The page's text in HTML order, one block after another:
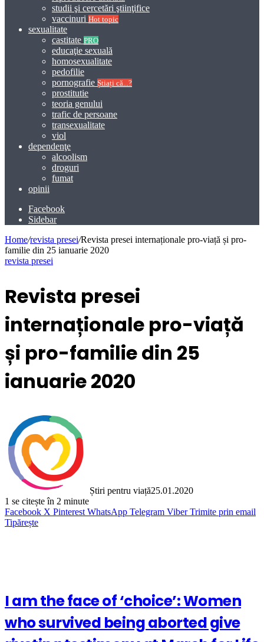
studii şi cercetări ştiinţifice
vaccinuri Hot topic
sexualitate
castitate PRO
educaţie sexuală
homosexualitate
pedofilie
pornografie Știați că...?
prostitutie
teoria genului
trafic de persoane
transexualitate
viol
dependenţe
alcoolism
droguri
fumat
opinii
Facebook
Sidebar
Home/revista presei/Revista presei internaționale pro-viață și pro-
familie din 25 ianuarie 2020
revista presei
Revista presei
internaționale pro-viață
și pro-familie din 25
ianuarie 2020
Știri pentru viață25.01.2020
1 se citește în 2 minute
Facebook X Pinterest WhatsApp Telegram Viber Trimite prin email
Tipărește
I am the face of ‘choice’: Women
who survived being aborted give